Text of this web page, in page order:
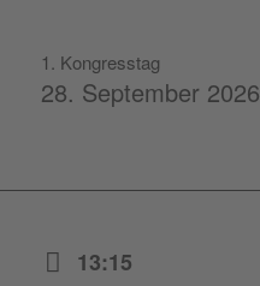
1. Kongresstag
28. September 2026
13:15